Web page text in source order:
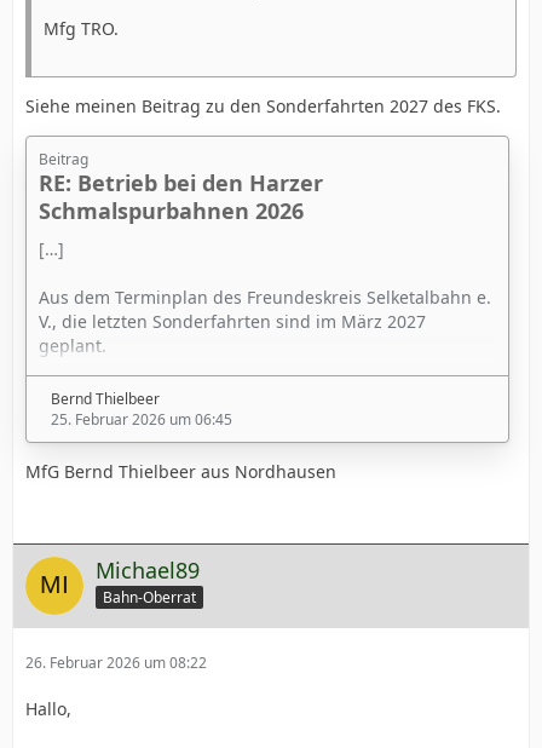
Mfg TRO.
Siehe meinen Beitrag zu den Sonderfahrten 2027 des FKS.
Beitrag
RE: Betrieb bei den Harzer
Schmalspurbahnen 2026
[…]
Aus dem Terminplan des Freundeskreis Selketalbahn e.
V., die letzten Sonderfahrten sind im März 2027
geplant.
https://www.selketalbahn.de/termine.htm
Bernd Thielbeer
25. Februar 2026 um 06:45
MfG Bernd Thielbeer aus Nordhausen
Michael89
Bahn-Oberrat
26. Februar 2026 um 08:22
Hallo,